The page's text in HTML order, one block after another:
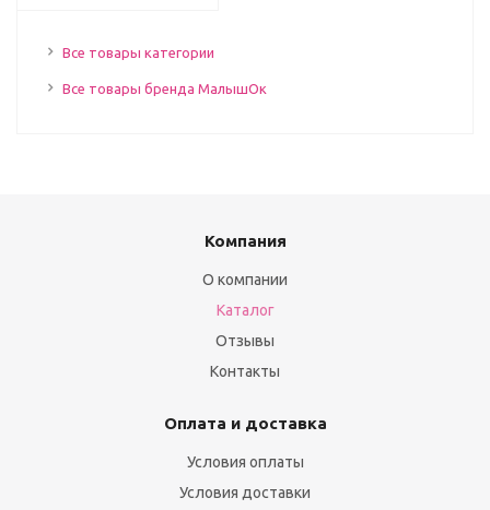
Все товары категории
Все товары бренда МалышОк
Компания
О компании
Каталог
Отзывы
Контакты
Оплата и доставка
Условия оплаты
Условия доставки